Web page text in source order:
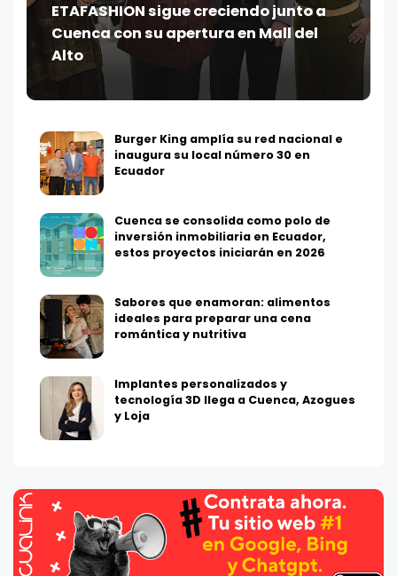
ETAFASHION sigue creciendo junto a
Cuenca con su apertura en Mall del
Alto
Burger King amplía su red nacional e
inaugura su local número 30 en
Ecuador
Cuenca se consolida como polo de
inversión inmobiliaria en Ecuador,
estos proyectos iniciarán en 2026
Sabores que enamoran: alimentos
ideales para preparar una cena
romántica y nutritiva
Implantes personalizados y
tecnología 3D llega a Cuenca, Azogues
y Loja